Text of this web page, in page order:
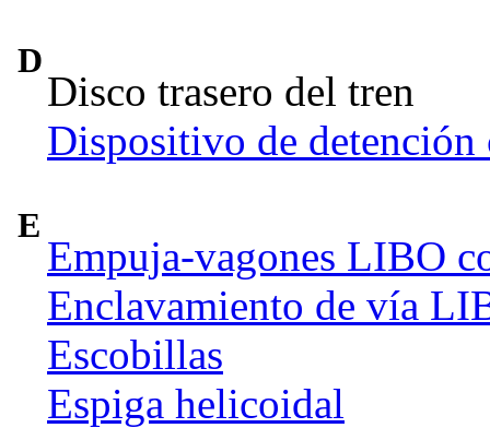
D
Disco trasero del tren
Dispositivo de
E
Empuja-vagones LIBO
Enclavamiento de vía
Escobillas
Espiga helicoidal